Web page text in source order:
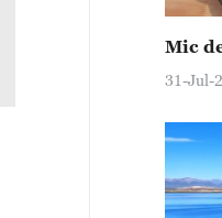
un peisaj deosebit.
nuanțe calde de
cromatica locului.
Mic
31-Jul-